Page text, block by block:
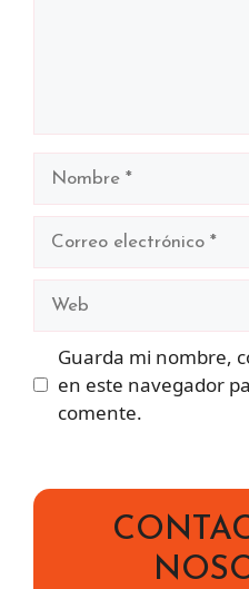
Nombre
Correo
Web
Guarda mi nombre,
en este navegador
comente.